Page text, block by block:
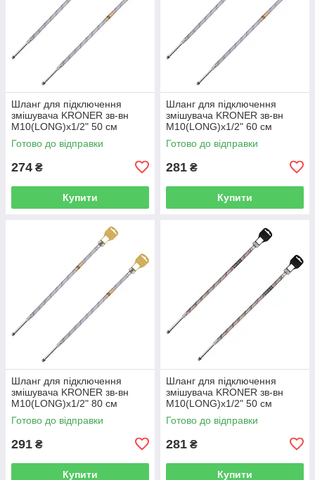
Шланг для підключення
змішувача KRONER зв-вн
M10(LONG)x1/2" 50 см
297362 CV036711
Готово до відправки
274 ₴
Купити
Шланг для підключення
змішувача KRONER зв-вн
M10(LONG)x1/2" 60 см
297363 CV036712
Готово до відправки
281 ₴
Купити
Шланг для підключення
змішувача KRONER зв-вн
M10(LONG)x1/2" 80 см
297364 CV036713
Готово до відправки
291 ₴
Купити
Шланг для підключення
змішувача KRONER зв-вн
M10(LONG)x1/2" 50 см
297365 CV036714
Готово до відправки
281 ₴
Купити